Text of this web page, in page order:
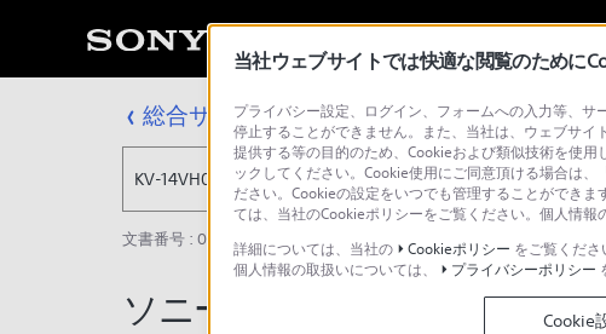
総合サポート・お問い合わせ KV-14VH02
KV-14VH02
文書番号 : 00399518 / 最終更新日 : 2026/05/13
ソニーアカウントのサインイ
当社ウェブサイトでは快適な閲覧のために
プライバシー設定、ログイン、フォームへの入力等、
停止することができません。また、当社は、ウェブサ
提供する等の目的のため、Cookieおよび類似技術を使
ックしてください。Cookie使用にご同意頂ける場合は
ださい。Cookieの設定をいつでも管理することができ
ては、当社のCookieポリシーをご覧ください。個人情報
詳細については、当社の
Cookieポリシー をご覧くださ
個人情報の取扱いについては、
プライバシーポリシー
Cookie